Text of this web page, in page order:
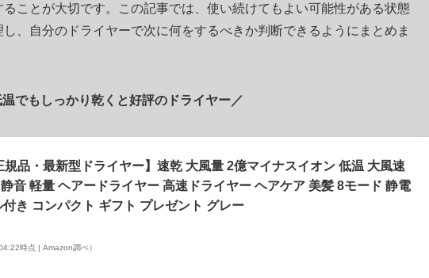
ことが大切です。この記事では、使い続けてもよい可能性がある状態
、自分のドライヤーで次に何をするべきか判断できるようにまとめま
温でもしっかり乾くと好評のドライヤー／
規品・最新型ドライヤー】速乾 大風量 2億マイナスイオン 低温 大風速
音 軽量 ヘアードライヤー 高速ドライヤー ヘアケア 美髪 8モード 静電
き コンパクト ギフト プレゼント グレー
時点 | Amazon調べ）